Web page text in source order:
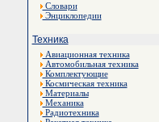
Словари
Энциклопедии
Техника
Авиационная техника
Автомобильная техника
Комплектующие
Космическая техника
Материалы
Механика
Радиотехника